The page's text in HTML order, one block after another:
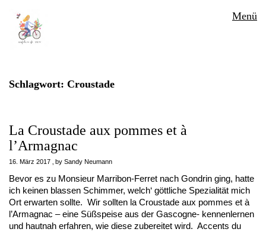
Menü
Schlagwort: Croustade
La Croustade aux pommes et à
l’Armagnac
16. März 2017 by Sandy Neumann
Bevor es zu Monsieur Marribon-Ferret nach Gondrin ging, hatte
ich keinen blassen Schimmer, welch‘ göttliche Spezialität mich
Ort erwarten sollte. Wir sollten la Croustade aux pommes et à
l’Armagnac – eine Süßspeise aus der Gascogne- kennenlernen
und hautnah erfahren, wie diese zubereitet wird. Accents du